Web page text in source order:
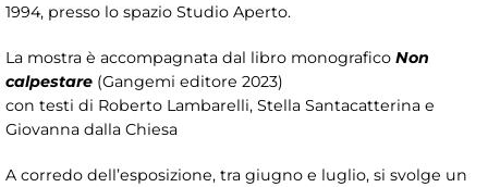
1994, presso lo spazio Studio Aperto.
La mostra è accompagnata dal libro monografico Non
calpestare (Gangemi editore 2023)
con testi di Roberto Lambarelli, Stella Santacatterina e
Giovanna dalla Chiesa
A corredo dell’esposizione, tra giugno e luglio, si svolge un